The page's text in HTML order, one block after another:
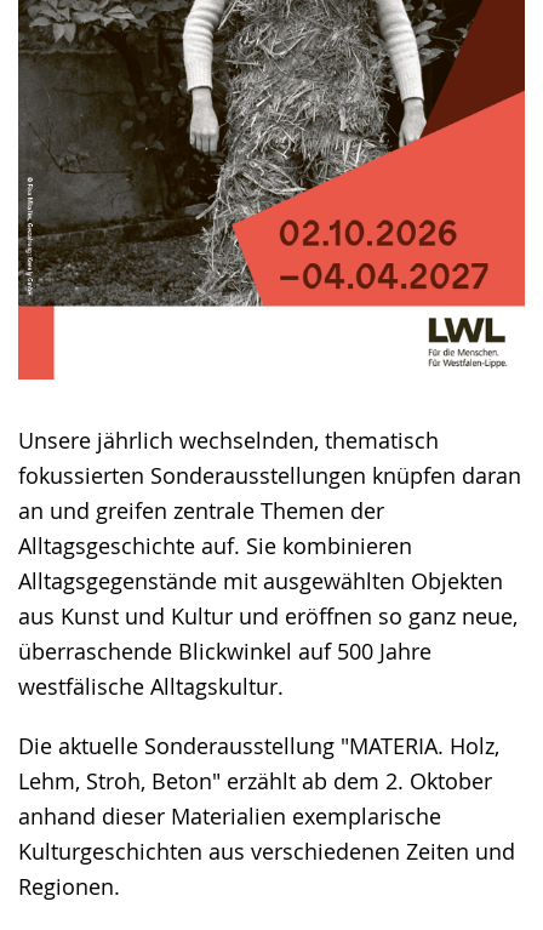
Unsere jährlich wechselnden, thematisch
fokussierten Sonderausstellungen knüpfen daran
an und greifen zentrale Themen der
Alltagsgeschichte auf. Sie kombinieren
Alltagsgegenstände mit ausgewählten Objekten
aus Kunst und Kultur und eröffnen so ganz neue,
überraschende Blickwinkel auf 500 Jahre
westfälische Alltagskultur.
Die aktuelle Sonderausstellung "MATERIA. Holz,
Lehm, Stroh, Beton" erzählt ab dem 2. Oktober
anhand dieser Materialien exemplarische
Kulturgeschichten aus verschiedenen Zeiten und
Regionen.